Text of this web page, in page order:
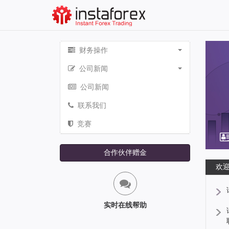
财务操作
公司新闻
公司新闻
联系我们
竞赛
合作伙伴赠金
实时在线帮助
欢